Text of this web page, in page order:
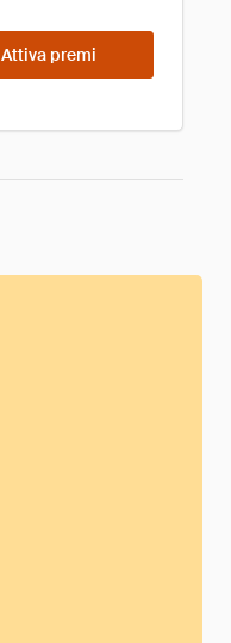
Attiva premi